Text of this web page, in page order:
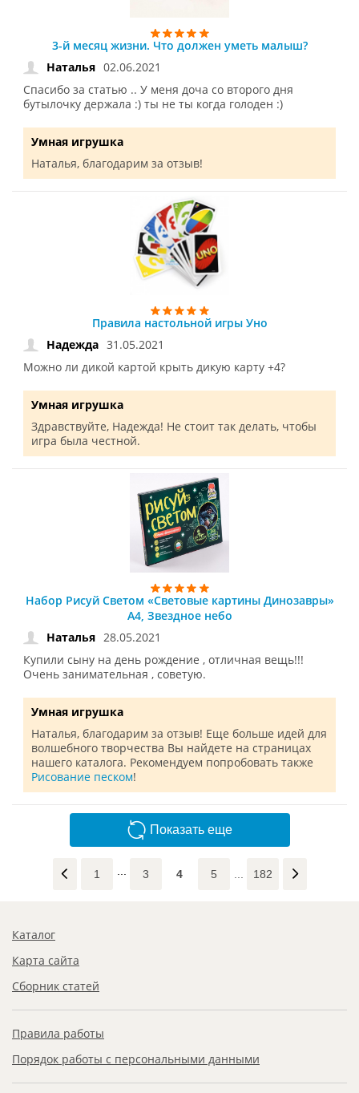
3-й месяц жизни. Что должен уметь малыш?
Наталья 02.06.2021
Спасибо за статью .. У меня доча со второго дня
бутылочку держала :) ты не ты когда голоден :)
Умная игрушка
Наталья, благодарим за отзыв!
Правила настольной игры Уно
Надежда 31.05.2021
Можно ли дикой картой крыть дикую карту +4?
Умная игрушка
Здравствуйте, Надежда! Не стоит так делать, чтобы
игра была честной.
Набор Рисуй Светом «Световые картины Динозавры»
А4, Звездное небо
Наталья 28.05.2021
Купили сыну на день рождение , отличная вещь!!!
Очень занимательная , советую.
Умная игрушка
Наталья, благодарим за отзыв! Еще больше идей для
волшебного творчества Вы найдете на страницах
нашего каталога. Рекомендуем попробовать также
Рисование песком!
Показать еще
1 3 4 5 182
Каталог
Карта сайта
Сборник статей
Правила работы
Порядок работы с персональными данными